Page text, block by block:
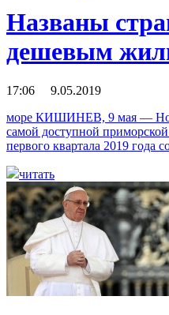
Названы
дешевым
17:06 9.05.2019
море КИШИНЕВ, 9 мая —
самой доступной
первого квартала 2019 года
читать